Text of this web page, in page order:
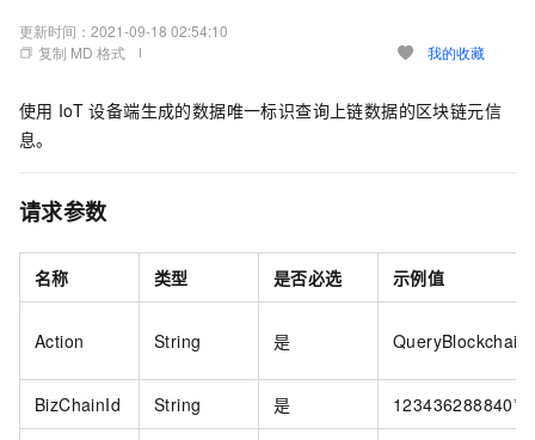
更新时间： 2021-09-18 02:54:10
复制 MD 格式
我的收藏
使用 IoT 设备端生成的数据唯一标识查询上链数据的区块链元信
息。
请求参数
名称 类型 是否必选 示例值
Action String 是
BizChainId String 是